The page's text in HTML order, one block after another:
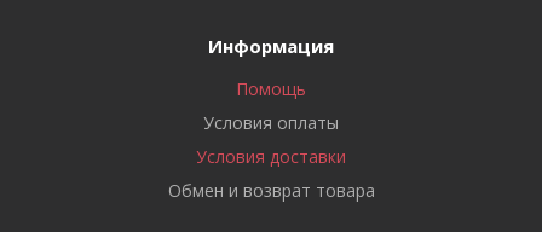
Информация
Помощь
Условия оплаты
Условия доставки
Обмен и возврат товара